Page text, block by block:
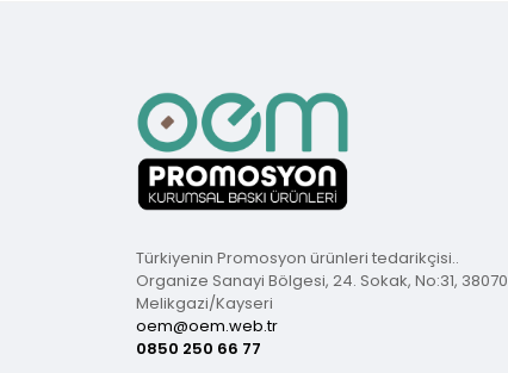
Türkiyenin Promosyon ürünleri tedarikçisi..
Organize Sanayi Bölgesi, 24. Sokak, No:31, 38070
Melikgazi/Kayseri
oem@oem.web.tr
0850 250 66 77